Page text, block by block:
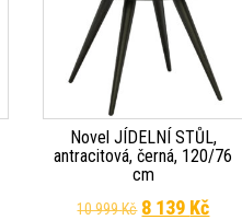
byla: 4 799 Kč.
cena je: 4 079 Kč.
Novel JÍDELNÍ STŮL,
antracitová, černá, 120/76
cm
10 999Kč Původní
8 139 Kč